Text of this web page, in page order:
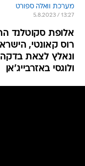
מערכת וואלה ספורט
5.8.2023 / 13:27
ולוגסי באזרבייג'אן